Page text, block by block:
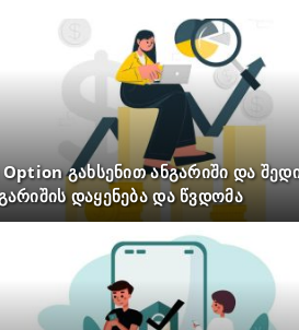
გახსენით ანგარიში და
დაყენება და წვდომა